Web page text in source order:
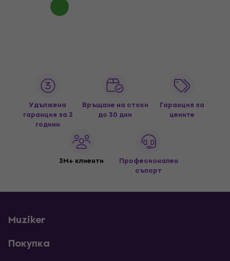
Удължена
гаранция за 3
години
Връщане на стоки
до 30 дни
Гаранция за
цените
3M+ клиенти
Професионален
съпорт
Muziker
Покупка